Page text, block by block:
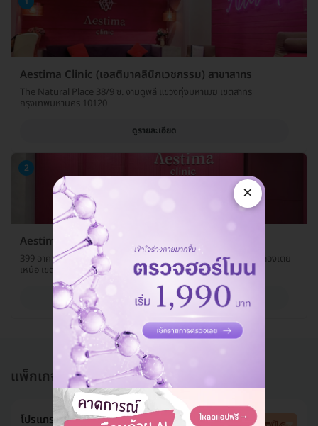
Aestima Clinic (เอสติมาคลินิกเวชกรรม) สาขาสาทร
The Natural Place 38/9 ซ. งามดูพลี แขวงทุ่งมหาเมฆ เขตสาทร
กรุงเทพมหานคร 10120
ดูรายละเอียด
2
Aestima Clinic (เอสติมาคลินิกเวชกรรม) สาขาอโศก
399 อาคารอินเตอร์เชนจ์ 21 ห้อง 307-308 ชั้น UL ถ. สุขุมวิท แขวงคลองเตย
เหนือ เขตวัฒนา กรุงเทพมหานคร 10110
ดูรายละเอียด
แพ็กเกจอื่นใน โปรแกรมทำ HIFU
โปรแกรม HIFU M 300 ช็อต (หน้า)
×